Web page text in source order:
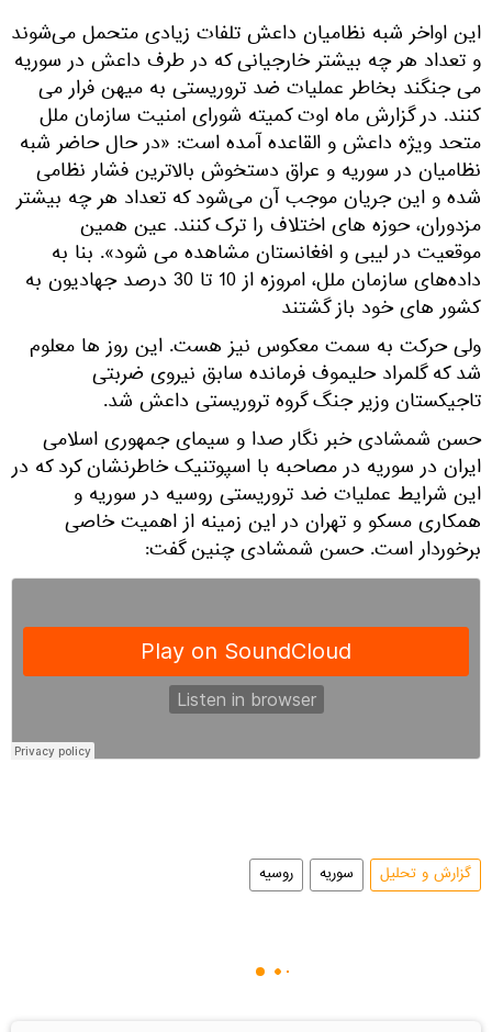
این اواخر شبه نظامیان داعش تلفات زیادی متحمل می‌شوند
و تعداد هر چه بیشتر خارجیانی که در طرف داعش در سوریه
می جنگند بخاطر عملیات ضد تروریستی به میهن فرار می
کنند. در گزارش ماه اوت کمیته شورای امنیت سازمان ملل
متحد ویژه داعش و القاعده آمده است: «در حال حاضر شبه
نظامیان در سوریه و عراق دستخوش بالاترین فشار نظامی
شده و این جریان موجب آن می‌شود که تعداد هر چه بیشتر
مزدوران، حوزه های اختلاف را ترک کنند. عین همین
موقعیت در لیبی و افغانستان مشاهده می شود». بنا به
داده‌های سازمان ملل، امروزه از 10 تا 30 درصد جهادیون به
کشور های خود باز گشتند
ولی حرکت به سمت معکوس نیز هست. این روز ها معلوم
شد که گلمراد حلیموف فرمانده سابق نیروی ضربتی
تاجیکستان وزیر جنگ گروه تروریستی داعش شد.
حسن شمشادی خبر نگار صدا و سیمای جمهوری اسلامی
ایران در سوریه در مصاحبه با اسپوتنیک خاطرنشان کرد که در
این شرایط عملیات ضد تروریستی روسیه در سوریه و
همکاری مسکو و تهران در این زمینه از اهمیت خاصی
برخوردار است. حسن شمشادی چنین گفت:
گزارش و تحلیل سوریه روسیه